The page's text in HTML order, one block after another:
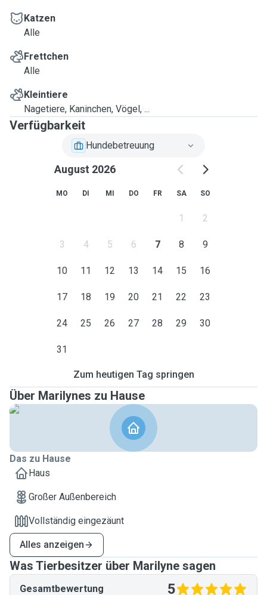
Katzen
Alle
Frettchen
Alle
Kleintiere
Nagetiere, Kaninchen, Vögel, ...
Verfügbarkeit
Hundebetreuung
August 2026
MO DI MI DO FR SA SO
1 2
3 4 5 6 7 8 9
10 11 12 13 14 15 16
17 18 19 20 21 22 23
24 25 26 27 28 29 30
31
Zum heutigen Tag springen
Über Marilynes zu Hause
Das zu Hause
Haus
Großer Außenbereich
Vollständig eingezäunt
Alles anzeigen
Was Tierbesitzer über Marilyne sagen
Gesamtbewertung 5